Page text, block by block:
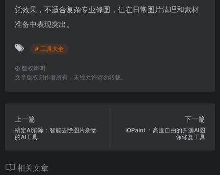
觉效果，不适合复杂专业修图，但在日常图片清理和素材
准备中表现突出。
# 工具大全
© 版权声明
文章版权归作者所有，未经允许请勿转载。
上一篇
稿定AI消除：智能去除图片杂物
的AI工具
下一篇
IOPaint ：高度自由的开源AI图
像修复工具
相关文章